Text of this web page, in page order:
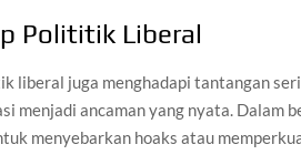
Polititik Liberal
liberal juga menghadapi tantangan
menjadi ancaman yang nyata. Dalam
menyebarkan hoaks atau